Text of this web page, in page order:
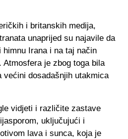
i britanskih medija,
unaprijed su najavile da
Irana i na taj način
je zbog toga bila
većini dosadašnjih utakmica
vidjeti i različite zastave
uključujući i
lava i sunca, koja je